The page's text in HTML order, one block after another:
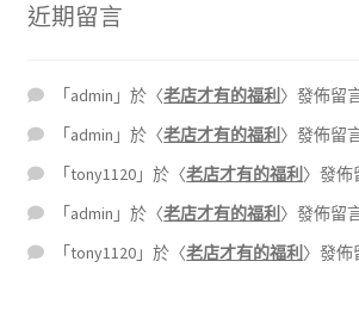
近期留言
「admin 」於〈老店才有的福利 〉發佈留
「admin 」於〈老店才有的福利 〉發佈留
「tony1120 」於〈老店才有的福利 〉發佈
「admin 」於〈老店才有的福利 〉發佈留
「tony1120 」於〈老店才有的福利 〉發佈